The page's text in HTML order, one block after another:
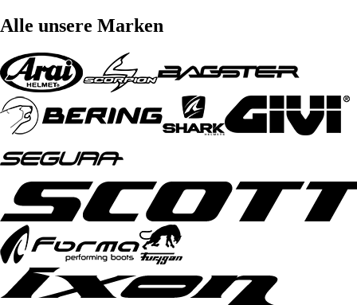
Alle unsere Marken